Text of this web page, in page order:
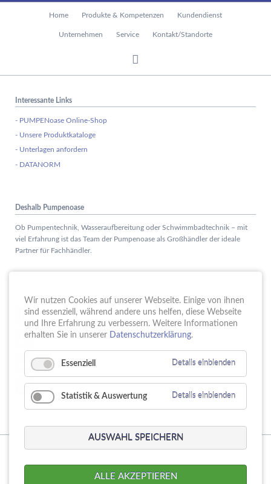
Home Produkte & Kompetenzen Kundendienst
Unternehmen Service Kontakt/Standorte
Interessante Links
- PUMPENoase Online-Shop
- Unsere Produktkataloge
- Unterlagen anfordern
- DATANORM
Deshalb Pumpenoase
Ob Pumpentechnik, Wasseraufbereitung oder Schwimmbadtechnik – mit
viel Erfahrung ist das Team der Pumpenoase als Großhändler der ideale
Partner für Fachhändler.
15. Schule trifft Wirtschaft bei der PUMPENoase!
18. Vortrag IT-Sicherheit
16 Jahre PUMPENoase
23.
Datenschutz Impressum AGB
Wir nutzen Cookies auf unserer Webseite. Einige von ihnen
sind essenziell, während andere uns helfen, diese Webseite
und Ihre Erfahrung zu verbessern. Weitere Informationen
erhalten Sie in unserer Datenschutzerklärung.
Essenziell Details einblenden
Statistik & Auswertung Details einblenden
AUSWAHL SPEICHERN
ALLE AKZEPTIEREN